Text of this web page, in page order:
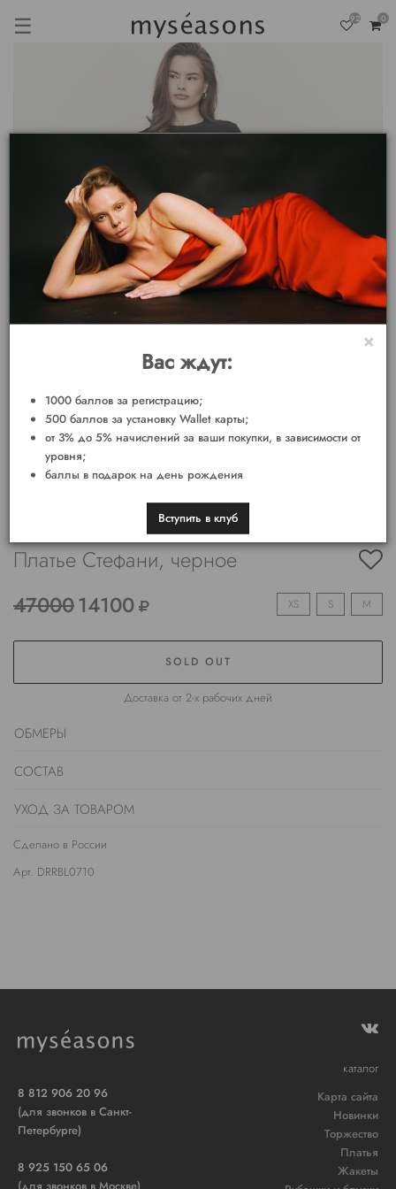
☰ 92 0
Платье Стефани, черное
4700014100 XS S M
SOLD OUT
Доставка от 2-х рабочих дней
ОБМЕРЫ
СОСТАВ
УХОД ЗА ТОВАРОМ
Сделано в России
Арт. DRRBL0710
8 812 906 20 96
(для звонков в Санкт-
Петербурге)
8 925 150 65 06
каталог
Карта сайта
Новинки
Торжество
Платья
Жакеты
×
Вас ждут:
1000 баллов за регистрацию;
500 баллов за установку Wallet карты;
от 3% до 5% начислений за ваши покупки, в зависимости от
уровня;
баллы в подарок на день рождения
Вступить в клуб